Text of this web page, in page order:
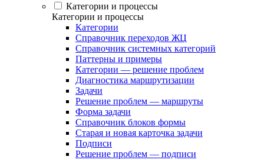
Категории и процессы
Категории и процессы
Категории
Справочник переходов ЖЦ
Справочник системных категорий
Паттерны и примеры
Категории — решение проблем
Диагностика маршрутизации
Задачи
Решение проблем — маршруты
Форма задачи
Справочник блоков формы
Старая и новая карточка задачи
Подписи
Решение проблем — подписи